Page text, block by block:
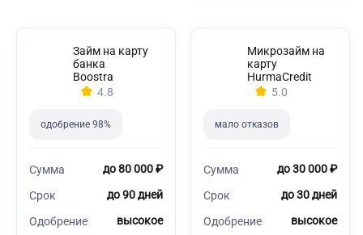
Займ на карту
банка
Boostra
4.8
одобрение 98%
Сумма до 80 000 ₽
Срок до 90 дней
Одобрение высокое
Микрозайм на
карту
HurmaCredit
5.0
мало отказов
Сумма до 30 000 ₽
Срок до 30 дней
Одобрение высокое